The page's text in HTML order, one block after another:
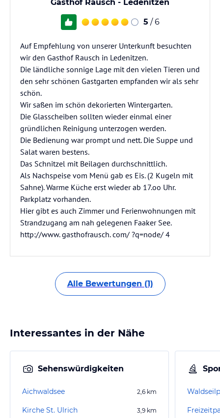
Gasthof Rausch - Ledenitzen
5 / 6
Auf Empfehlung von unserer Unterkunft besuchten
wir den Gasthof Rausch in Ledenitzen.
Die ländliche sonnige Lage mit den vielen Tieren und
den sehr schönen Gastgarten empfanden wir als sehr
schön.
Wir saßen im schön dekorierten Wintergarten.
Die Glasscheiben sollten wieder einmal einer
gründlichen Reinigung unterzogen werden.
Die Bedienung war prompt und nett. Die Suppe und
Salat waren bestens.
Das Schnitzel mit Beilagen durchschnittlich.
Als Nachspeise vom Menü gab es Eis. (2 Kugeln mit
Sahne). Warme Küche erst wieder ab 17.oo Uhr.
Parkplatz vorhanden.
Hier gibt es auch Zimmer und Ferienwohnungen mit
Strandzugang am nah gelegenen Faaker See.
http://www. gasthofrausch. com/ ?q=node/ 4
Alle Bewertungen (1)
Interessantes in der Nähe
Sehenswürdigkeiten
Aichwaldsee 2,6 km
Kirche St. Ulrich 3,9 km